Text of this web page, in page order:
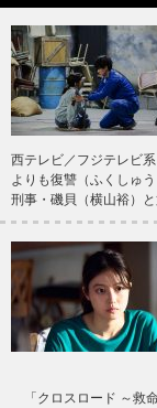
西テレビ／フジテレビ
よりも復讐（ふくしゅ
刑事・磯貝（横山裕）
「クロスロード ～救